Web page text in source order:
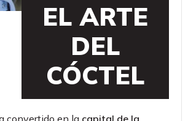
EL ARTE
DEL
CÓCTEL
convertido en la capital de la